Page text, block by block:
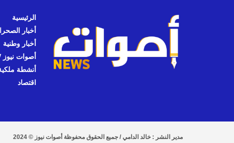
الرئيسية
أخبار
أخبار وطنية
أصوات نيوز TV
أنشطة
اقتصاد
مدير النشر : خالد الدامي / جميع الحقوق محفوظة أصوات نيوز © 2024